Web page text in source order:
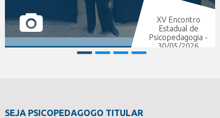
XV Encontro
Estadual de
Psicopedagogia -
30/05/2026
SEJA PSICOPEDAGOGO TITULAR